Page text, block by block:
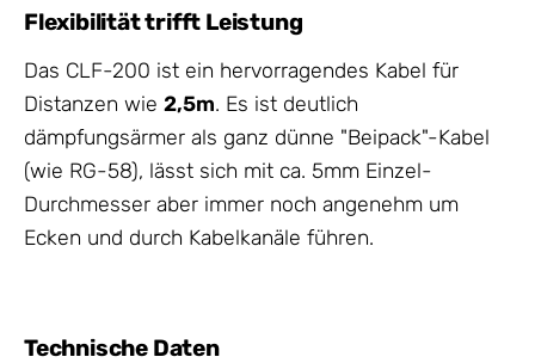
Flexibilität trifft Leistung
Das CLF-200 ist ein hervorragendes Kabel für
Distanzen wie 2,5m. Es ist deutlich
dämpfungsärmer als ganz dünne "Beipack"-Kabel
(wie RG-58), lässt sich mit ca. 5mm Einzel-
Durchmesser aber immer noch angenehm um
Ecken und durch Kabelkanäle führen.
Technische Daten